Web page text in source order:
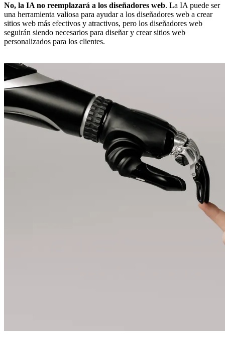
No, la IA no reemplazará a los diseñadores web. La IA puede ser
una herramienta valiosa para ayudar a los diseñadores web a crear
sitios web más efectivos y atractivos, pero los diseñadores web
seguirán siendo necesarios para diseñar y crear sitios web
personalizados para los clientes.